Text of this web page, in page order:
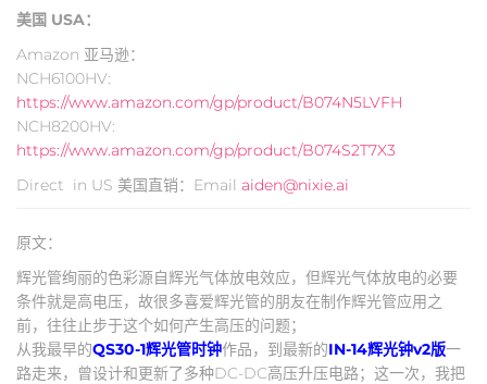
美国 USA：
Amazon 亚马逊：
NCH6100HV:
https://www.amazon.com/gp/product/B074N5LVFH
NCH8200HV:
https://www.amazon.com/gp/product/B074S2T7X3
Direct in US 美国直销：Email aiden@nixie.ai
原文：
辉光管绚丽的色彩源自辉光气体放电效应，但辉光气体放电的必要
条件就是高电压，故很多喜爱辉光管的朋友在制作辉光管应用之
前，往往止步于这个如何产生高压的问题；
从我最早的QS30-1辉光管时钟作品，到最新的IN-14辉光钟v2版一
路走来，曾设计和更新了多种DC-DC高压升压电路；这一次，我把